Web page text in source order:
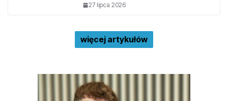
27 lipca 2026
więcej artykułów